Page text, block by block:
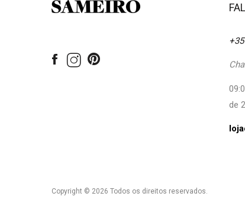
de
Copyright © 2026 Todos os direitos reservados.